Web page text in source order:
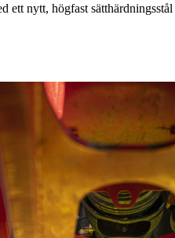
ett nytt, högfast